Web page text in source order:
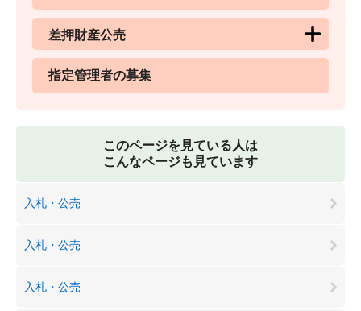
差押財産公売
指定管理者の募集
このページを見ている人は
こんなページも見ています
入札・公売
入札・公売
入札・公売